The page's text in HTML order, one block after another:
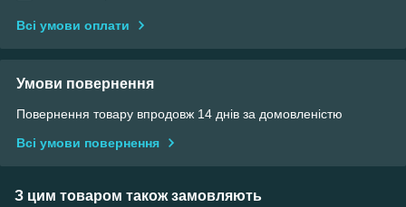
Всі умови оплати
Умови повернення
Повернення товару впродовж 14 днів за домовленістю
Всі умови повернення
З цим товаром також замовляють